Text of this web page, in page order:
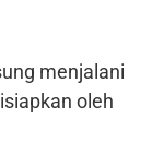
menjalani
oleh